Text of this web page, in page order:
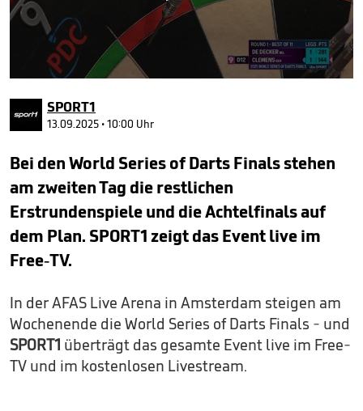
seconds
of
minute,
seconds
SPORT1
13.09.2025 • 10:00 Uhr
Bei den World Series of Darts Finals stehen
am zweiten Tag die restlichen
Erstrundenspiele und die Achtelfinals auf
dem Plan. SPORT1 zeigt das Event live im
Free-TV.
In der AFAS Live Arena in Amsterdam steigen am
Wochenende die World Series of Darts Finals - und
SPORT1 überträgt das gesamte Event live im Free-
TV und im kostenlosen Livestream.